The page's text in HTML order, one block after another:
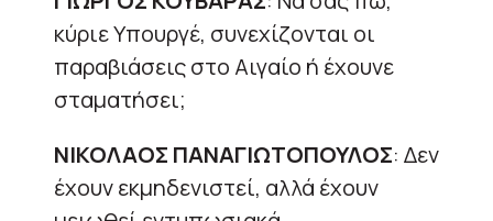
κύριε Υπουργέ, συνεχίζονται οι
παραβιάσεις στο Αιγαίο ή έχουνε
σταματήσει;
ΝΙΚΟΛΑΟΣ ΠΑΝΑΓΙΩΤΟΠΟΥΛΟΣ: Δεν
έχουν εκμηδενιστεί, αλλά έχουν